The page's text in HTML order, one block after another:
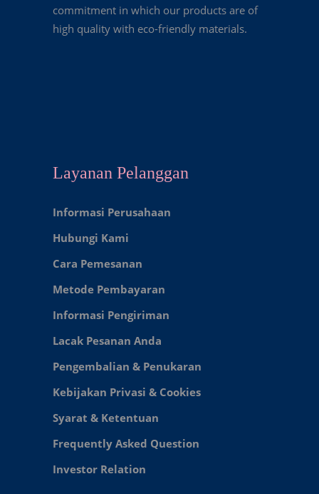
commitment in which our products are of
high quality with eco-friendly materials.
Layanan Pelanggan
Informasi Perusahaan
Hubungi Kami
Cara Pemesanan
Metode Pembayaran
Informasi Pengiriman
Lacak Pesanan Anda
Pengembalian & Penukaran
Kebijakan Privasi & Cookies
Syarat & Ketentuan
Frequently Asked Question
Investor Relation